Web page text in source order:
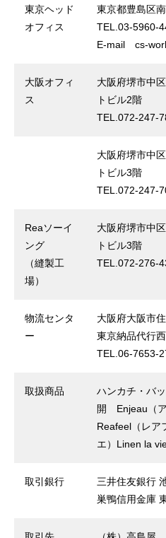
東京ヘッド
オフィス
東京都豊島区
TEL.03-
E-mail cs-
⼤阪オフィ
ス
⼤阪府堺市中
トビル2階
TEL.072-
⼤阪府堺市中
トビル3階
TEL.072-
Reaソーイ
ング
（縫製⼯
場）
⼤阪府堺市中
トビル3階
TEL.072-
物流センタ
ー
⼤阪府⼤阪市
東京納品代⾏
TEL.06-7653-
取扱商品
ハンカチ・バ
開 Enjeau（ア
Reafeel（レア
エ）Linen la
取引銀⾏
三井住友銀⾏
巣鴨信⽤⾦庫